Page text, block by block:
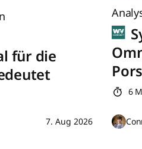
für die
7. Aug 2026
6